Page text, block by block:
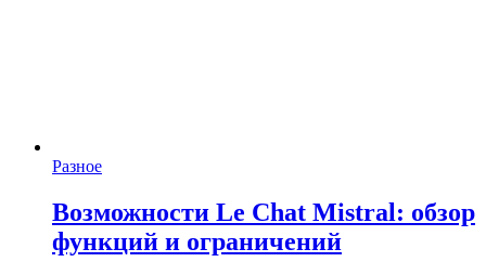
Разное
Возможности Le Chat Mistral: обзор
функций и ограничений